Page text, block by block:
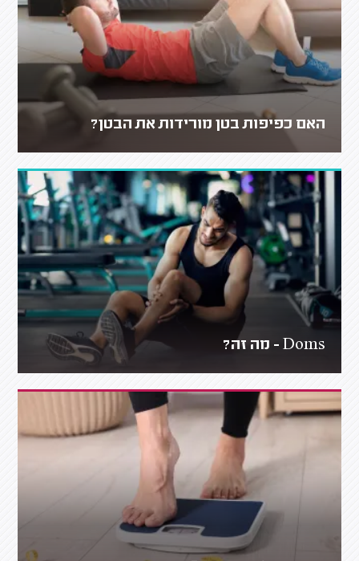
האם כפיפות בטן מורידות את הבטן?
Doms - מה זה?